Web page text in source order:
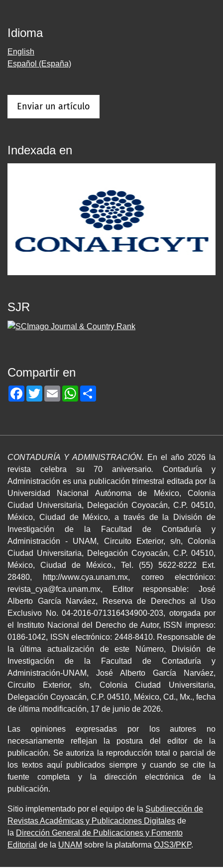
Idioma
English
Español (España)
Enviar un artículo
Indexada en
SJR
Compartir en
Facebook
TwitterEmailWhatsApp
CONTADURÍA Y ADMINISTRACIÓN. En el año 2026 la
revista celebra su 70 aniversario.Contaduría y
Administración es una publicación trimestral editada por la
Universidad Nacional Autónoma de México, Colonia
Ciudad Universitaria, Delegación Coyoacán, C.P. 04510,
México, Ciudad de México, a través de la División de
Investigación de la Facultad de Contaduría y
Administración - UNAM, Circuito Exterior, s/n, Colonia
Ciudad Universitaria, Delegación Coyoacán, C.P. 04510,
México, Ciudad de México., Tel. (55) 5622-8222 Ext.
28480, http://www.cya.unam.mx, correo electrónico:
revista_cya@fca.unam.mx, Editor responsable: José
Alberto García Narváez, Reserva de Derechos al Uso
Exclusivo No. 04-2016-071316434900-203, otorgada por
el Instituto Nacional del Derecho de Autor, ISSN impreso:
0186-1042, ISSN electrónico: 2448-8410. Responsable de
la última actualización de este Número, División de
Investigación de la Facultad de Contaduría y
Administración-UNAM, José Alberto García Narváez,
Circuito Exterior, s/n, Colonia Ciudad Universitaria,
Delegación Coyoacán, C.P. 04510, México, Cd., Mx., fecha
de última modificación, 17 de junio de 2026.
Las opiniones expresadas por los autores no
necesariamente reflejan la postura del editor de la
publicación. Se autoriza la reproducción total o parcial de
los textos aquí publicados siempre y cuando se cite la
fuente completa y la dirección electrónica de la
publicación.
Sitio implementado por el equipo de la Subdirección de
Revistas Académicas y Publicaciones Digitales de
la Dirección General de Publicaciones y Fomento
Editorial de la UNAM sobre la plataforma OJS3/PKP.